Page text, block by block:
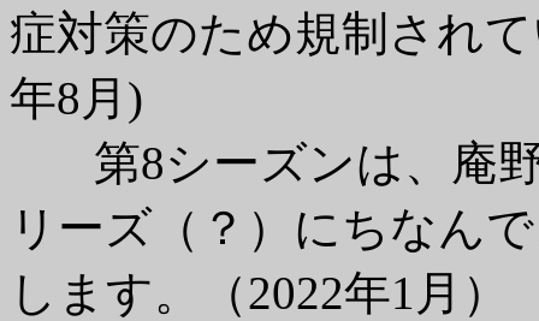
症対策のため規制され
年8月)
第8シーズンは、庵野
リーズ（？）にちなん
します。（2022年1月）